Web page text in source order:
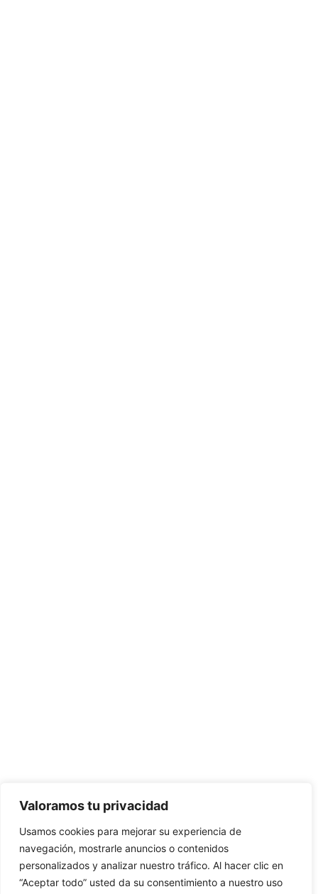
Valoramos tu privacidad
Usamos cookies para mejorar su experiencia de
navegación, mostrarle anuncios o contenidos
personalizados y analizar nuestro tráfico. Al hacer clic en
“Aceptar todo” usted da su consentimiento a nuestro uso